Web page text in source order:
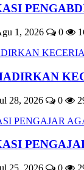
1, 2026 0
28, 2026 0
25, 2026 0